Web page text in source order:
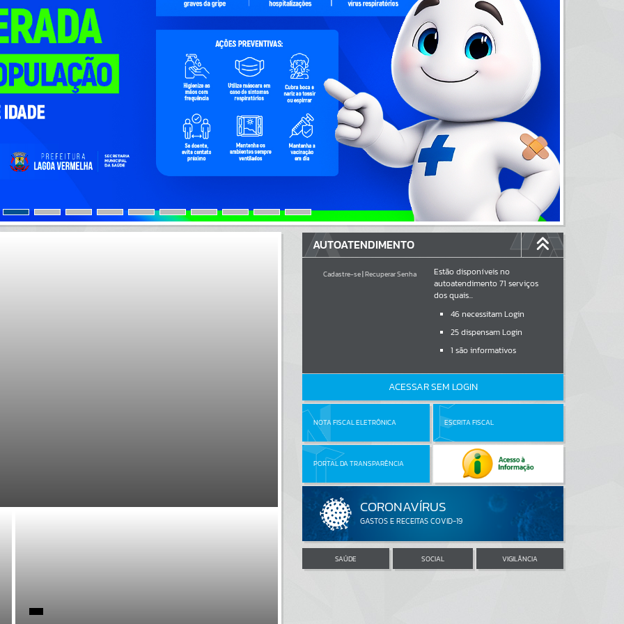
AUTOATENDIMENTO
Cadastre-se|Recuperar Senha
Estão disponíveis no
autoatendimento71 serviços
dos quais...
46necessitam Login
25dispensam Login
1 são informativos
ACESSAR SEM LOGIN
NOTA FISCAL ELETRÔNICA ESCRITA FISCAL
PORTAL DA TRANSPARÊNCIA
SAÚDE SOCIAL VIGILÂNCIA